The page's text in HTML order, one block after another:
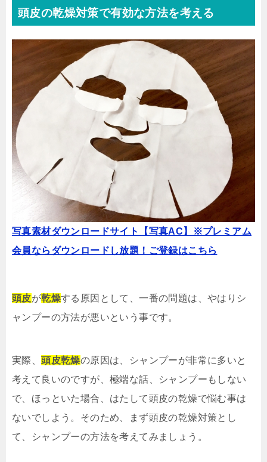
頭皮の乾燥対策で有効な方法を考える
写真素材ダウンロードサイト【写真AC】※プレミアム
会員ならダウンロードし放題！ご登録はこちら
頭皮が乾燥する原因として、一番の問題は、やはりシ
ャンプーの方法が悪いという事です。
実際、頭皮乾燥の原因は、シャンプーが非常に多いと
考えて良いのですが、極端な話、シャンプーもしない
で、ほっといた場合、はたして頭皮の乾燥で悩む事は
ないでしよう。そのため、まず頭皮の乾燥対策とし
て、シャンプーの方法を考えてみましょう。